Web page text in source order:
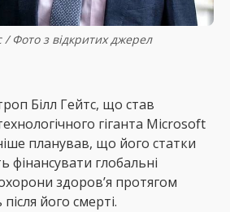
/ Фото з відкритих джерел
Білл Гейтс, що став
гіганта Microsoft
планував, що його статки
глобальні
охорони здоров’я протягом
його смерті.